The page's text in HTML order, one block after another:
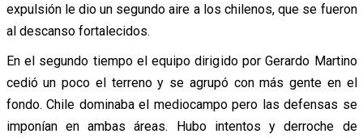
expulsión le dio un segundo aire a los chilenos, que se fueron
al descanso fortalecidos.
En el segundo tiempo el equipo dirigido por Gerardo Martino
cedió un poco el terreno y se agrupó con más gente en el
fondo. Chile dominaba el mediocampo pero las defensas se
imponían en ambas áreas. Hubo intentos y derroche de